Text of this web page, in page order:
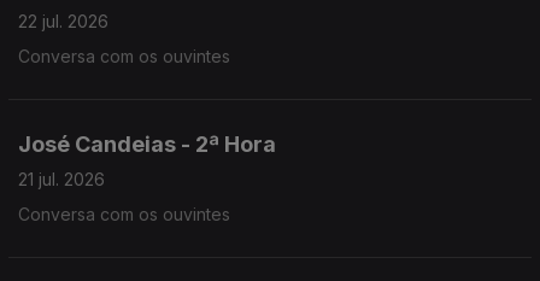
22 jul. 2026
Conversa com os ouvintes
José Candeias - 2ª Hora
21 jul. 2026
Conversa com os ouvintes